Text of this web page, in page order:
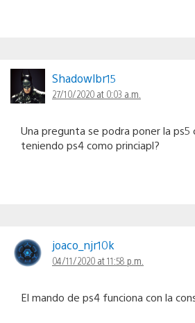
Shadowlbr15
27/10/2020 at 0:03 a.m.
Una pregunta se podra poner la ps5
teniendo ps4 como princiapl?
joaco_njr10k
04/11/2020 at 11:58 p.m.
El mando de ps4 funciona con la